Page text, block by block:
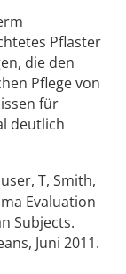
Pflaster
die den
Pflege von
für
deutlich
T, Smith,
Evaluation
Subjects.
Juni 2011.